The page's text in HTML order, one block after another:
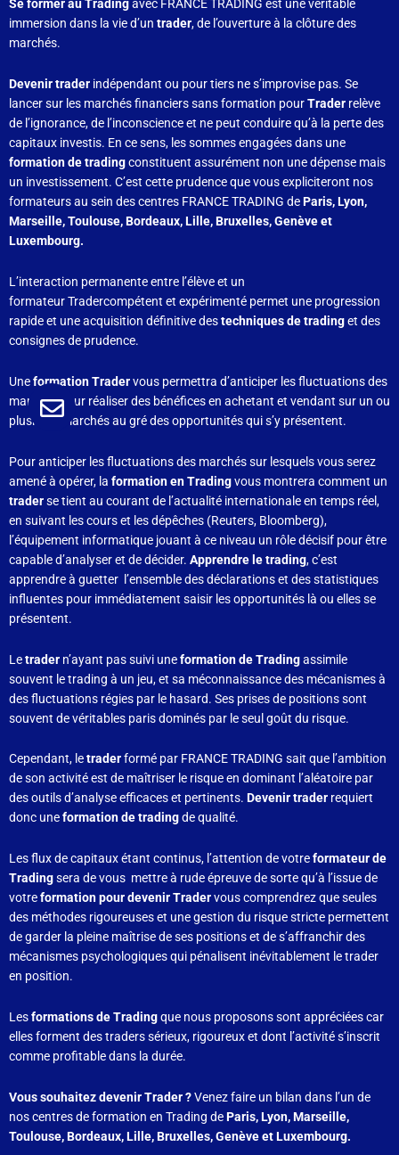
Se former au Tradingavec FRANCE TRADING est une véritable
immersion dans la vie d’un trader, de l’ouverture à la clôture des
marchés.
Devenir trader indépendant ou pour tiers ne s’improvise pas. Se
lancer sur les marchés financiers sans formation pourTrader relève
de l’ignorance, de l’inconscience et ne peut conduire qu’à la perte des
capitaux investis. En ce sens, les sommes engagées dans une
formation de tradingconstituent assurément non une dépense mais
un investissement. C’est cette prudence que vous expliciteront nos
formateurs au sein des centres FRANCE TRADING deParis, Lyon,
Marseille, Toulouse, Bordeaux, Lille, Bruxelles, Genève et
Luxembourg.
L’interaction permanente entre l’élève et un
formateur Tradercompétent et expérimenté permet une progression
rapide et une acquisition définitive destechniques de tradinget des
consignes de prudence.
Uneformation Tradervous permettra d’anticiper les fluctuations des
marchés pour réaliser des bénéfices en achetant et vendant sur un ou
plusieurs marchés au gré des opportunités qui s’y présentent.
Pour anticiper les fluctuations des marchés sur lesquels vous serez
amené à opérer, la formation en Tradingvous montrera comment un
traderse tient au courant de l’actualité internationale en temps réel,
en suivant les cours et les dépêches (Reuters, Bloomberg),
l’équipement informatique jouant à ce niveau un rôle décisif pour être
capable d’analyser et de décider. Apprendre le trading, c’est
apprendre à guetter l’ensemble des déclarations et des statistiques
influentes pour immédiatement saisir les opportunités là ou elles se
présentent.
Letrader n’ayant pas suivi uneformation de Tradingassimile
souvent le trading à un jeu, et sa méconnaissance des mécanismes à
des fluctuations régies par le hasard. Ses prises de positions sont
souvent de véritables paris dominés par le seul goût du risque.
Cependant, letraderformé par FRANCE TRADING sait que l’ambition
de son activité est de maîtriser le risque en dominant l’aléatoire par
des outils d’analyse efficaces et pertinents. Devenir trader requiert
donc uneformation de tradingde qualité.
Les flux de capitaux étant continus, l’attention de votreformateur de
Tradingsera de vous mettre à rude épreuve de sorte qu’à l’issue de
votreformation pour devenir Tradervous comprendrez que seules
des méthodes rigoureuses et une gestion du risque stricte permettent
de garder la pleine maîtrise de ses positions et de s’affranchir des
mécanismes psychologiques qui pénalisent inévitablement le trader
en position.
Lesformations de Tradingque nous proposons sont appréciées car
elles forment des traders sérieux, rigoureux et dont l’activité s’inscrit
comme profitable dans la durée.
Vous souhaitez devenir Trader ?Venez faire un bilan dans l’un de
nos centres de formation en Trading deParis, Lyon, Marseille,
Toulouse, Bordeaux, Lille, Bruxelles, Genève et Luxembourg.